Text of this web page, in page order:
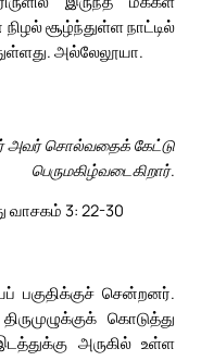
சூழ்ந்துள்ள நாட்டில்
அல்லேலூயா.
சொல்வதைக் கேட்டு
பெருமகிழ்வடைகிறார்.
வாசகம் 3: 22-30
பகுதிக்குச் சென்றனர்.
கொடுத்து
அருகில் உள்ள